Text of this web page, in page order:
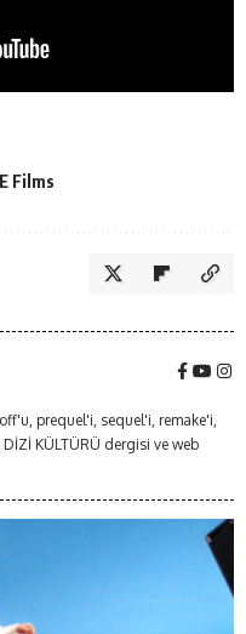
Films
prequel'i, sequel'i, remake'i,
KÜLTÜRÜ dergisi ve web